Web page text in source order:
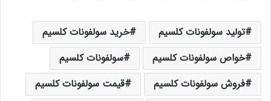
تولید سولفونات کلسیم
خرید سولفونات کلسیم
خواص سولفونات کلسیم
سولفونات کلسیم
فروش سولفونات کلسیم
قیمت سولفونات کلسیم